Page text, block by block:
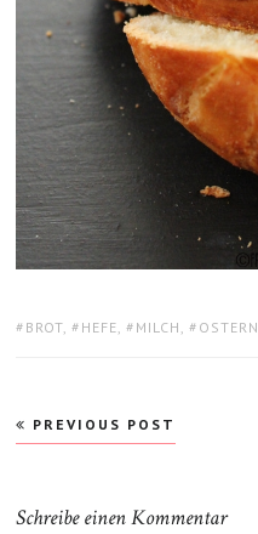
TAGS:
BROT, HEFE, MILCH , OSTERN
Beitragsnavigation
PREVIOUS POST
Schreibe einen Kommentar